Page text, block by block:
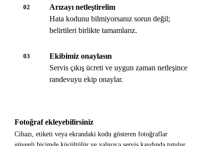
02
Arızayı netleştirelim
Hata kodunu bilmiyorsanız sorun değil;
belirtileri birlikte tamamlarız.
03
Ekibimiz onaylasın
Servis çıkış ücreti ve uygun zaman netleşince
randevuyu ekip onaylar.
Fotoğraf ekleyebilirsiniz
Cihazı, etiketi veya ekrandaki kodu gösteren fotoğraflar